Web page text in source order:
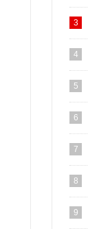
3
4
5
6
7
8
9